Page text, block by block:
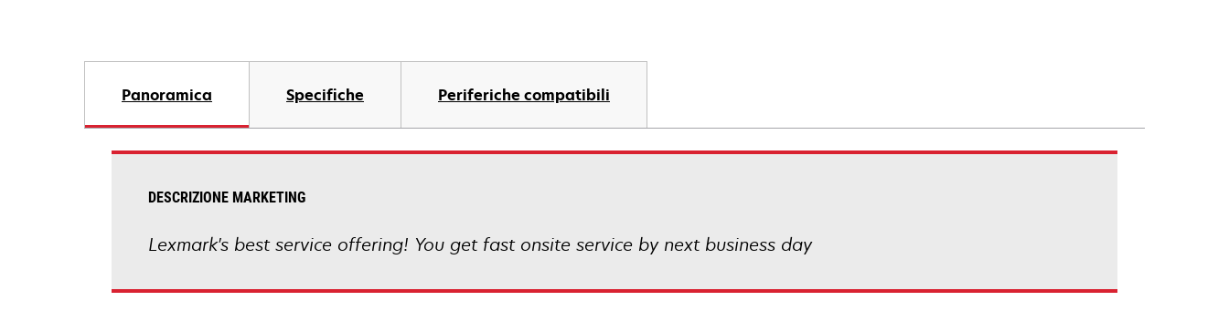
Panoramica Specifiche Periferiche compatibili
DESCRIZIONE MARKETING
Lexmark's best service offering! You get fast onsite service by next business day